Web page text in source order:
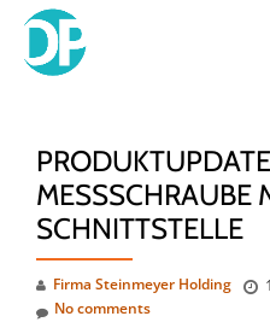
Skip
MESSSCHRAUBE
SCHNITTSTELLE
Firma Steinmeyer Holding
No comments